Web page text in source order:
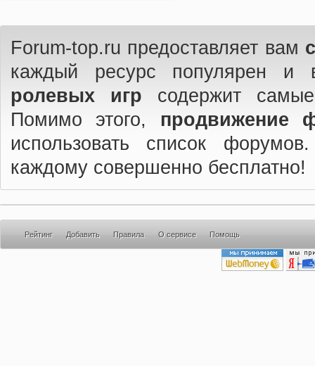
Forum-top.ru предоставляет вам
каждый ресурс популярен
ролевых игр содержит
Помимо этого, продвижение
использовать список
каждому совершенно бесплатно!
Рейтинг Добавить Правила О сервисе Помощь